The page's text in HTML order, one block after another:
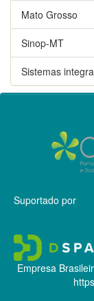
Mato Grosso
Sinop-MT
Sistemas
Suportado por
Empresa